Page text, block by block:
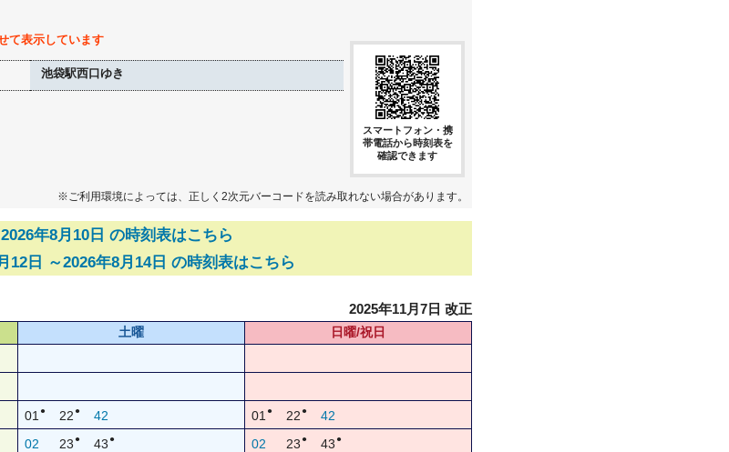
て表示しています
池袋駅西口ゆき
スマートフォン・携
帯電話から時刻表を
確認できます
※ご利用環境によっては、正しく2次元バーコードを読み取れない場合があります。
2026年8月10日 の時刻表はこちら
12日 ～2026年8月14日 の時刻表はこちら
2025年11月7日 改正
土曜
日曜/祝日
01 ● 22 ● 42 01 ● 22 ●
42
02 23 ● 43 ● 02 23 ● 43 ●